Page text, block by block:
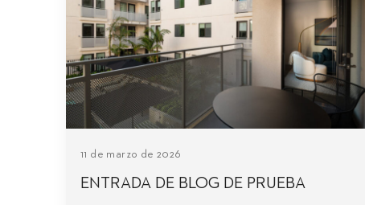
11 de marzo de 2026
ENTRADA DE BLOG DE PRUEBA